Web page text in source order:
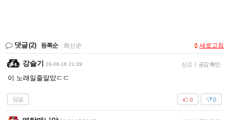
댓글(2) 등록순 최신순 새로고침
강슬기 26-06-16 21:39 신고 | 공감 확인
이 노래일줄알았ㄷㄷ
답글 0
0